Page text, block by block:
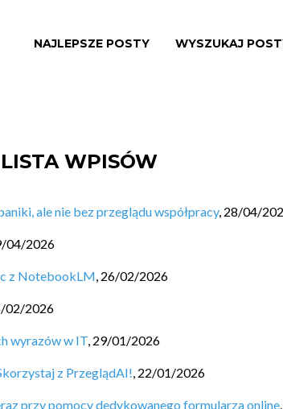
NAJLEPSZE POSTY WYSZUKAJ
WPISÓW
ale nie bez przeglądu współpracy, 28/04/
04/2026
z NotebookLM, 26/02/2026
02/2026
wyrazów w IT, 29/01/2026
z PrzeglądAI!, 22/01/2026
przy pomocy dedykowanego formularza online,